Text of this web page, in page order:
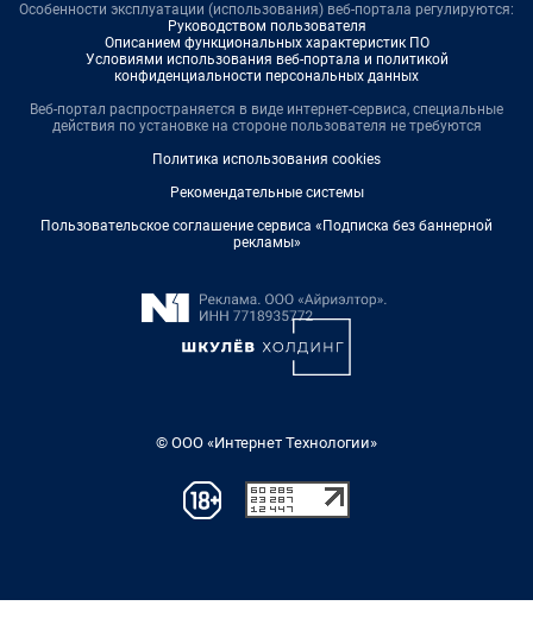
Особенности эксплуатации (использования) веб-портала регулируются:
Руководством пользователя
Описанием функциональных характеристик ПО
Условиями использования веб-портала и политикой
конфиденциальности персональных данных
Веб-портал распространяется в виде интернет-сервиса, специальные
действия по установке на стороне пользователя не требуются
Политика использования cookies
Рекомендательные системы
Пользовательское соглашение сервиса «Подписка без баннерной
рекламы»
© ООО «Интернет Технологии»